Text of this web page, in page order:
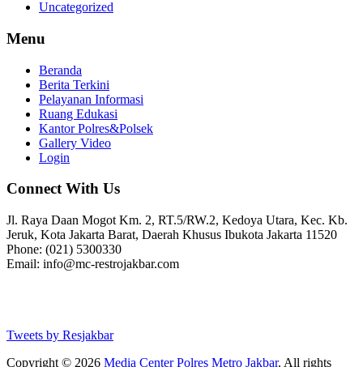
Uncategorized
Menu
Beranda
Berita Terkini
Pelayanan Informasi
Ruang Edukasi
Kantor Polres&Polsek
Gallery Video
Login
Connect With Us
Jl. Raya Daan Mogot Km. 2, RT.5/RW.2, Kedoya Utara, Kec. Kb.
Jeruk, Kota Jakarta Barat, Daerah Khusus Ibukota Jakarta 11520
Phone: (021) 5300330
Email: info@mc-restrojakbar.com
Tweets by Resjakbar
Copyright © 2026 Media Center Polres Metro Jakbar. All rights